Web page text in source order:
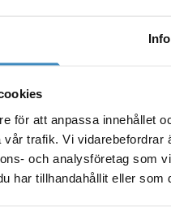
för att anpassa innehållet
trafik. Vi
och analysföretag som
har tillhandahållit eller
och
event, självservice